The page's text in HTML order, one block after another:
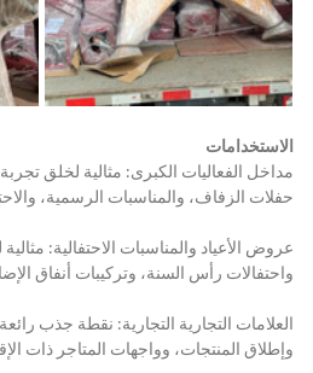
الاستخدامات
مداخل الفعاليات الكبرى: مثالية لخلق
حفلات الزفاف، والمناسبات الرسمية،
عروض الأعياد والمناسبات الاحتفالية:
واحتفالات رأس السنة، وتركيبات أنفاق
العلامات التجارية التجارية: نقطة جذب
وإطلاق المنتجات، وواجهات المتاجر ذات